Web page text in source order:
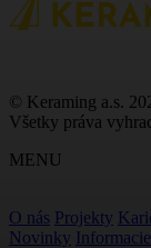
© Keraming a.s.
Všetky práva
MENU
O nás Projekty
Novinky Informacie